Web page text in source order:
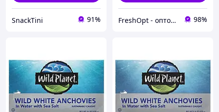
SnackTini 91% FreshOpt - оптові ціни для кожного! 98%